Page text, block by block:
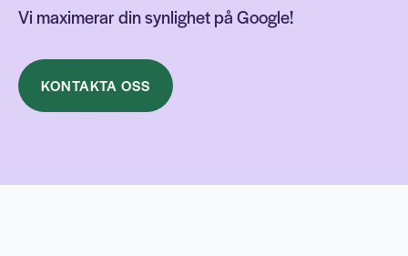
Vi maximerar din synlighet på Google!
KONTAKTA OSS